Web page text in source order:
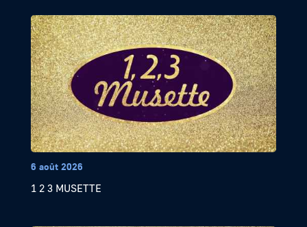
6 août 2026
1 2 3 MUSETTE